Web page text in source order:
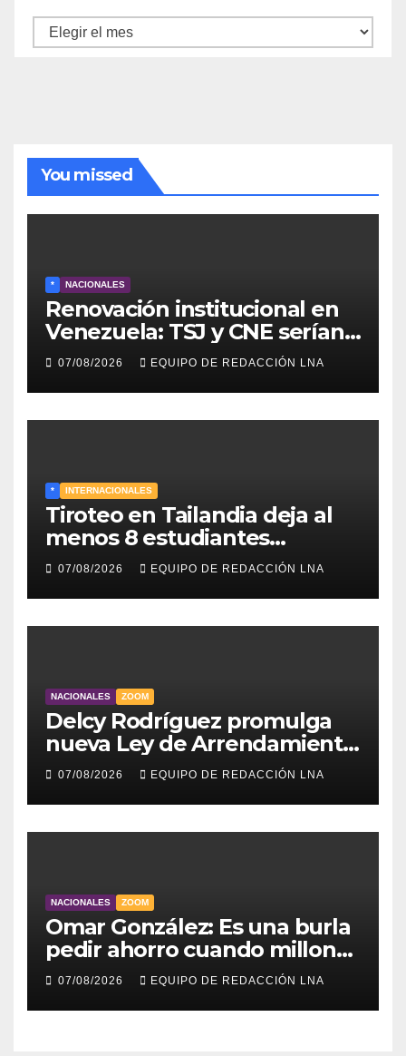
Archivo
You missed
* NACIONALES
Renovación institucional en
Venezuela: TSJ y CNE serían
designados a finales de 2026
07/08/2026 EQUIPO DE REDACCIÓN LNA
* INTERNACIONALES
Tiroteo en Tailandia deja al
menos 8 estudiantes
muertos y 30 heridos
07/08/2026 EQUIPO DE REDACCIÓN LNA
NACIONALES ZOOM
Delcy Rodríguez promulga
nueva Ley de Arrendamiento
para atender a familias
damnificadas
07/08/2026 EQUIPO DE REDACCIÓN LNA
NACIONALES ZOOM
Omar González: Es una burla
pedir ahorro cuando millones
viven sin luz y sin agua
07/08/2026 EQUIPO DE REDACCIÓN LNA